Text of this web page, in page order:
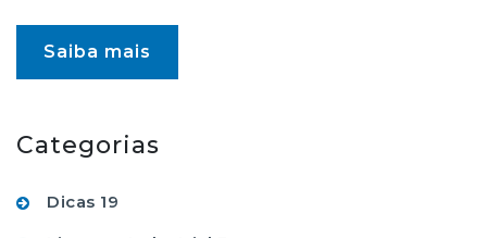
Saiba mais
Categorias
Dicas 19